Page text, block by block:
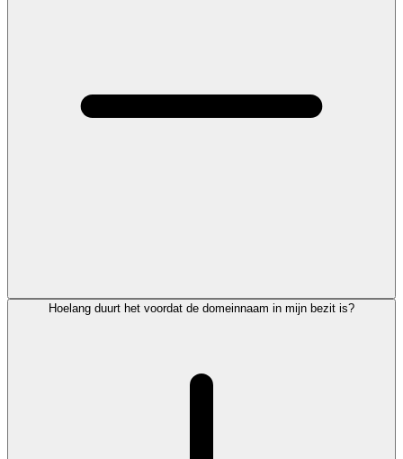
Hoelang duurt het voordat de domeinnaam in mijn bezit is?